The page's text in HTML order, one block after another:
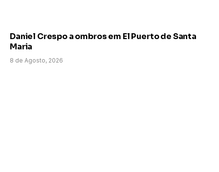
Daniel Crespo a ombros em El Puerto de Santa
Maria
8 de Agosto, 2026